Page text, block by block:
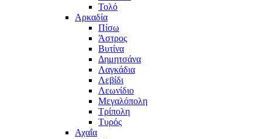
Τολό
Αρκαδία
Πίσω
Άστρος
Βυτίνα
Δημητσάνα
Λαγκάδια
Λεβίδι
Λεωνίδιο
Μεγαλόπολη
Τρίπολη
Τυρός
Αχαΐα